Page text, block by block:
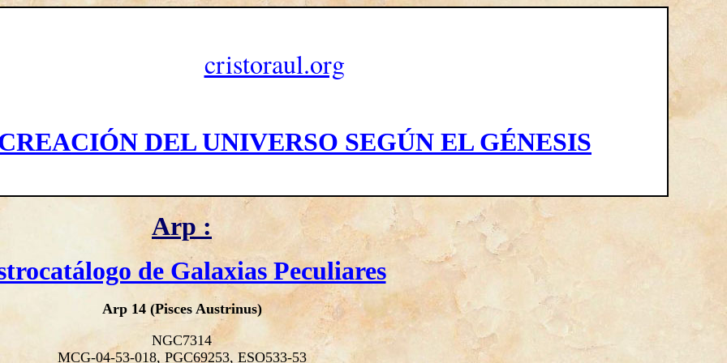
cristoraul.org
DEL UNIVERSO SEGÚN EL GÉNESIS
Arp :
de Galaxias Peculiares
Arp 14 (Pisces Austrinus)
NGC7314
MCG-04-53-018, PGC69253, ESO533-53